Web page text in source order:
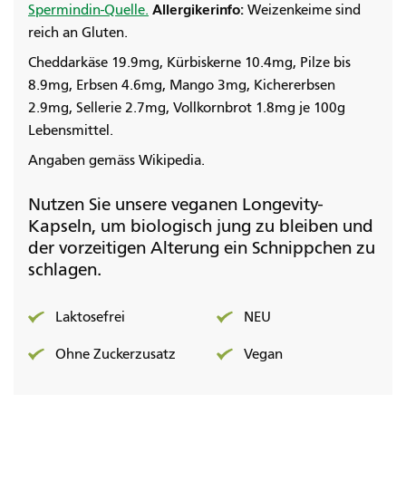
Spermindin-Quelle. Allergikerinfo: Weizenkeime sind
reich an Gluten.
Cheddarkäse 19.9mg, Kürbiskerne 10.4mg, Pilze bis
8.9mg, Erbsen 4.6mg, Mango 3mg, Kichererbsen
2.9mg, Sellerie 2.7mg, Vollkornbrot 1.8mg je 100g
Lebensmittel.
Angaben gemäss Wikipedia.
Nutzen Sie unsere veganen Longevity-
Kapseln, um biologisch jung zu bleiben und
der vorzeitigen Alterung ein Schnippchen zu
schlagen.
Laktosefrei NEU
Ohne Zuckerzusatz Vegan